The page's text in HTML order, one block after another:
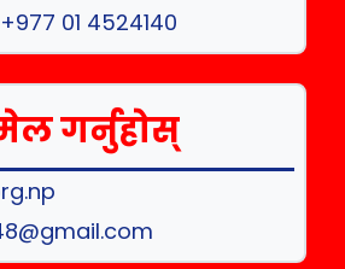
+977 01 4524140
गर्नुहोस्